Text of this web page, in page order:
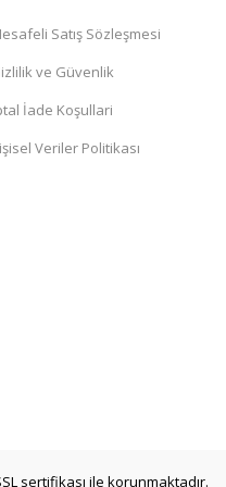
Satış Sözleşmesi
ve Güvenlik
İade Koşullari
Veriler Politikası
sertifikası ile korunmaktadır.